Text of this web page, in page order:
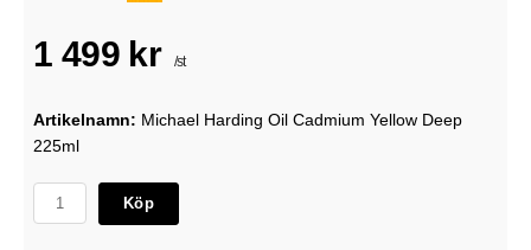
1 499 kr /st
Artikelnamn: Michael Harding Oil Cadmium Yellow Deep
225ml
Köp